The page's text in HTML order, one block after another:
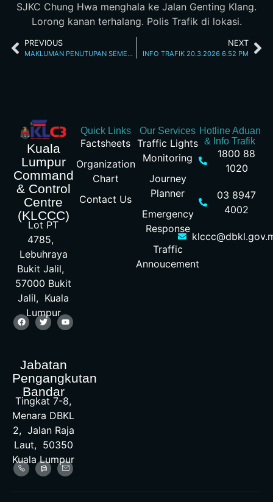
SJKC Chung Hwa menghala ke Jalan Genting Klang.
Lorong kanan terhalang. Polis Trafik di lokasi.
PREVIOUS
MAKLUMAN PENUTUPAN SEMENTARA JALAN SUSUR DI BULATAN PUDU 24.3.2026 HINGGA 28.4.2026
NEXT
INFO TRAFIK 20.3.2026 6.52 PM
Kuala
Lumpur
Command
& Control
Centre
(KLCCC)
Lot PT
4785,
Lebuhraya
Bukit Jalil,
57000 Bukit
Jalil, Kuala
Lumpur
Jabatan
Pengangkutan
Bandar
Tingkat 7-8,
Menara DBKL
2, Jalan Raja
Laut, 50350
Kuala Lumpur
Quick Links
Factsheets
Organization
Chart
Contact Us
Our Services
Traffic Lights
Monitoring
Journey
Planner
Emergency
Response
Traffic
Annoucement
Hotline Aduan
& Info Trafik
1800 88
1020
03 8947
4002